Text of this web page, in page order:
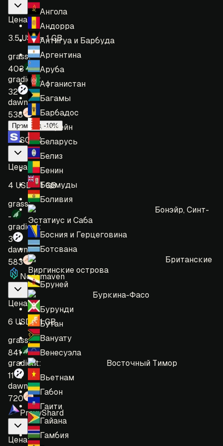
Ангола
Андорра
Антигуа и Барбуда
Аргентина
Аруба
Афганистан
Багамы
Барбадос
Бахрейн
Беларусь
Белиз
Бенин
Бермуды
Боливия
Бонэйр, Синт-
Эстатиус и Саба
Босния и Герцеговина
Ботсвана
Британские
Виргинские острова
Бруней
Буркина-Фасо
Бурунди
Бутан
Вануату
Венесуэла
Восточный Тимор
Вьетнам
Габон
Гаити
Гайана
Гамбия
Цена:
3.5 USD = 1 GB
grass:
403
gradient:
32
dawn:
538
Промокод -10%
SOAX
Цена
4 USD = 1 GB
grass:
-
gradient:
3
dawn:
583
Nodemaven
Цена:
6 USD = 1 GB
grass:
841
gradient:
11
dawn:
720
ProxyShard
Цена: